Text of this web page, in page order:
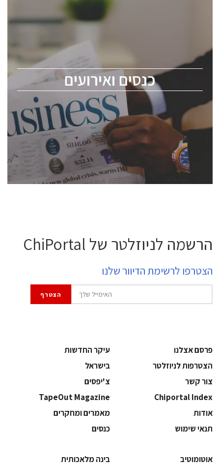
כנסים ואירועים
כנסים ואירועים
לכל העוסקים בתעשיית הסמיקונדקטור כולל מהנדסים,
ChipEx2026 will be held on May 12-13, 2026. The
conference is intended for everyone involved in the
semiconductor industry, including engineers,
professional experts, and senior executives.
לחץ לפרטים
הרשמה לניוזלטר של ChiPortal
הצטרפו לרשימת הדיוור שלנו
פרסם אצלנו
עיקר החדשות
הצטרפות לניוזלטר
בישראל
צור קשר
צ'יפסים
Chiportal Index
TapeOut Magazine
אודות
מאמרים ומחקרים
תנאי שימוש
כנסים
אוטומוטיב
בינה מלאכותית